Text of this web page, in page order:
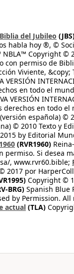
Biblia del Jubileo
habla hoy ®, ©
Copyright ©
permiso de
Viviente,
VERSIÓN
en todo el
VERSIÓN
derechos en todo el
española) ©
© 2010 Texto y
by Editorial
(RVR1960)
permiso. Si desea
, www.rvr60.bible;
2017 por
Copyright ©
BRG) Spanish Blue
by Permission.
actual (TLA)